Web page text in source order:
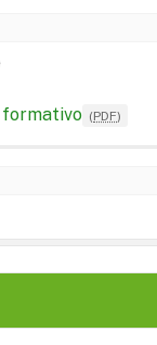
(PDF)